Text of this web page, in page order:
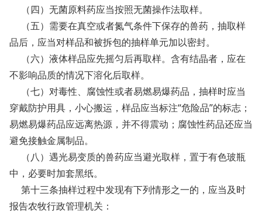
（四）无菌原料药应当按照无菌操作法取样。
（五）需要在真空或者氮气条件下保存的兽药，抽取样
品后，应当对样品和被拆包的抽样单元加以密封。
（六）液体样品应先摇匀后再取样。含有结晶者，应在
不影响品质的情况下溶化后取样。
（七）对毒性、腐蚀性或者易燃易爆药品，抽样时应当
穿戴防护用具，小心搬运，样品应当标注“危险品”的标志；
易燃易爆药品应远离热源，并不得震动；腐蚀性药品还应当
避免接触金属制品。
（八）遇光易变质的兽药应当避光取样，置于有色玻瓶
中，必要时加套黑纸。
第十三条抽样过程中发现有下列情形之一的，应当及时
报告农牧行政管理机关：